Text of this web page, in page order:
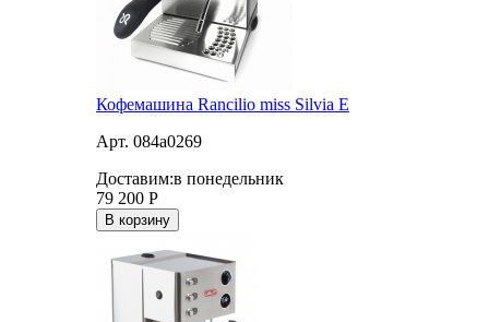
Кофемашина Rancilio miss Silvia E
Арт. 084a0269
Доставим:в понедельник
79 200 Р
В корзину